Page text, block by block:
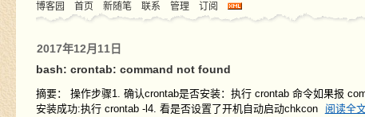
博客园 首页 新随笔 联系 管理 订阅
2017年12月11日
bash: crontab: command not found
摘要： 操作步骤1. 确认crontab是否安装：执行 crontab 命令如果报
安装成功:执行 crontab -l4. 看是否设置了开机自动启动chkcon
阅读全